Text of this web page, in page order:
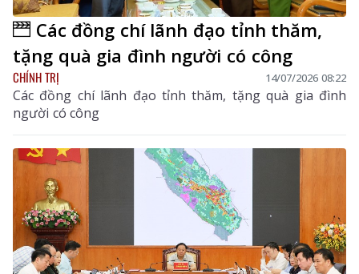
Các đồng chí lãnh đạo tỉnh thăm,
tặng quà gia đình người có công
CHÍNH TRỊ 14/07/2026 08:22
Các đồng chí lãnh đạo tỉnh thăm, tặng quà gia đình
người có công